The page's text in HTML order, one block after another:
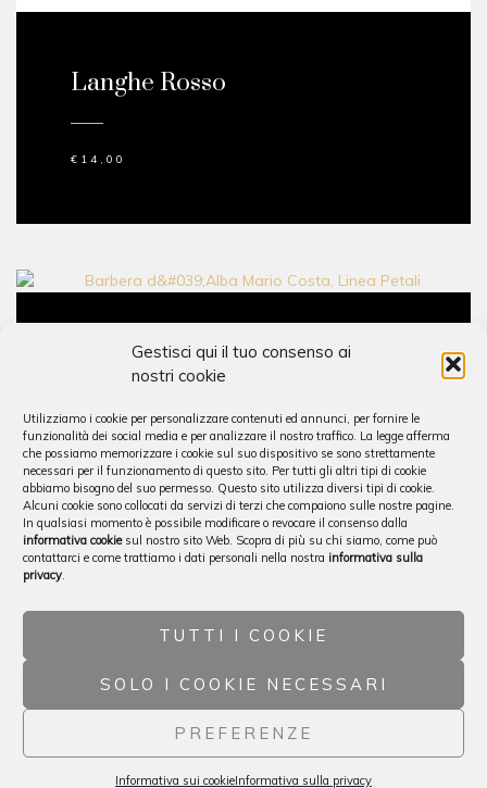
Gestisci qui il tuo consenso ai
nostri cookie
Utilizziamo i cookie per personalizzare contenuti ed annunci, per fornire le
funzionalità dei social media e per analizzare il nostro traffico. La legge afferma
che possiamo memorizzare i cookie sul suo dispositivo se sono strettamente
necessari per il funzionamento di questo sito. Per tutti gli altri tipi di cookie
abbiamo bisogno del suo permesso. Questo sito utilizza diversi tipi di cookie.
Alcuni cookie sono collocati da servizi di terzi che compaiono sulle nostre pagine.
In qualsiasi momento è possibile modificare o revocare il consenso dalla
informativa cookiesul nostro sito Web. Scopra di più su chi siamo, come può
contattarci e come trattiamo i dati personali nella nostra informativa sulla
privacy.
TUTTI I COOKIE
SOLO I COOKIE NECESSARI
PREFERENZE
Informativa sui cookieInformativa sulla privacy
Langhe Rosso
€ 14,00
Barbera d’Alba
€15,00
979486 - By PC.COM